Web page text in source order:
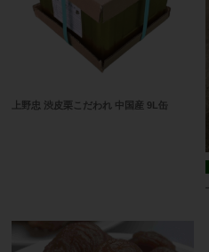
上野忠 渋皮栗こだわれ 中国産 9L缶